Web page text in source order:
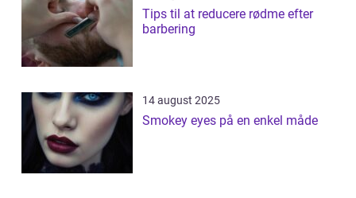
Tips til at reducere rødme efter
barbering
14 august 2025
Smokey eyes på en enkel måde